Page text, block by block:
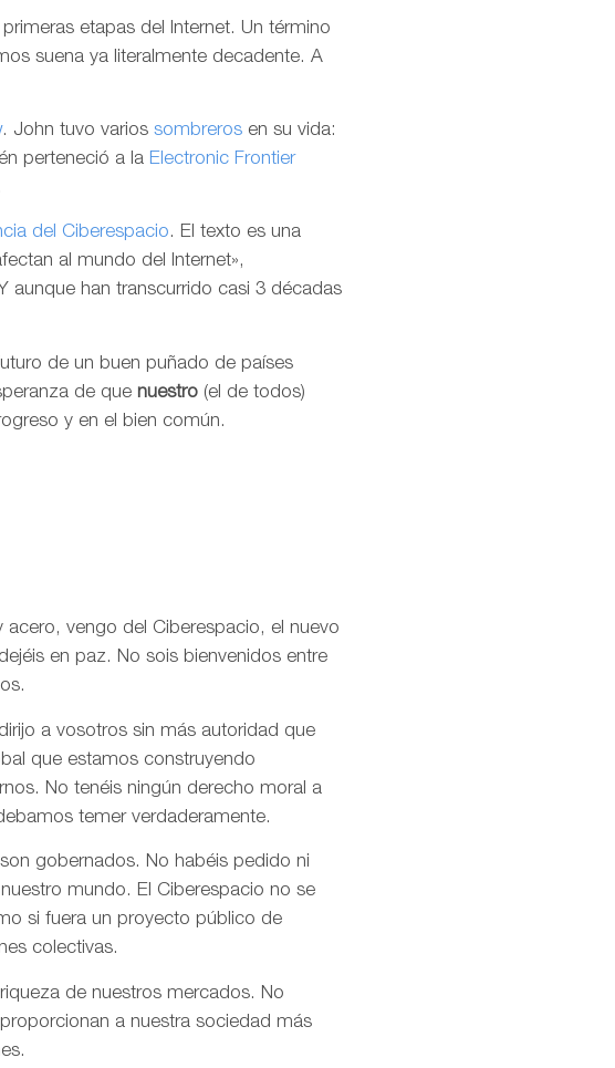
etapas del Internet. Un término
suena ya literalmente decadente. A
. John tuvo varios sombreros en su vida:
perteneció a la Electronic Frontier
del Ciberespacio. El texto es una
al mundo del Internet»,
aunque han transcurrido casi 3 décadas
de un buen puñado de países
de que nuestro (el de todos)
y en el bien común.
vengo del Ciberespacio, el nuevo
en paz. No sois bienvenidos entre
a vosotros sin más autoridad que
que estamos construyendo
No tenéis ningún derecho moral a
temer verdaderamente.
gobernados. No habéis pedido ni
mundo. El Ciberespacio no se
si fuera un proyecto público de
colectivas.
de nuestros mercados. No
a nuestra sociedad más